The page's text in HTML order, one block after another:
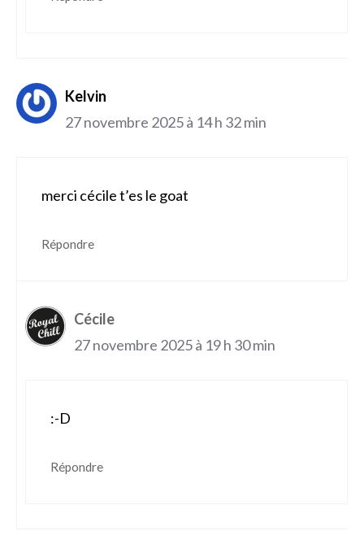
Kelvin
27 novembre 2025 à 14 h 32 min
merci cécile t’es le goat
Répondre
Cécile
27 novembre 2025 à 19 h 30 min
:-D
Répondre